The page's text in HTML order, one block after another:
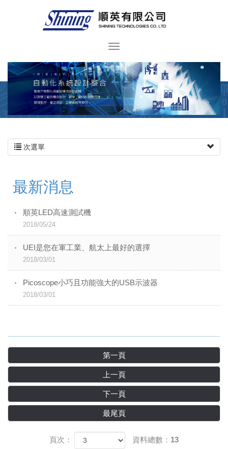
次選單
最新消息
順英LED高速測試機
2018/05/24
UEI是您在軍工業、航太上最好的選擇
2018/03/01
Picoscope小巧且功能強大的USB示波器
2018/03/01
第一頁
上一頁
下一頁
最尾頁
頁次： 資料總數：13